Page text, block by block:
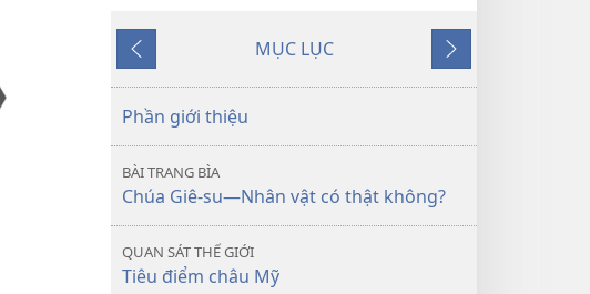
các
TỈNH
THỨC!
Trước
MỤC LỤC
Tiếp
theo
Phần giới thiệu
BÀI TRANG BÌA
Chúa Giê-su—Nhân vật có thật không?
QUAN SÁT THẾ GIỚI
Tiêu điểm châu Mỹ